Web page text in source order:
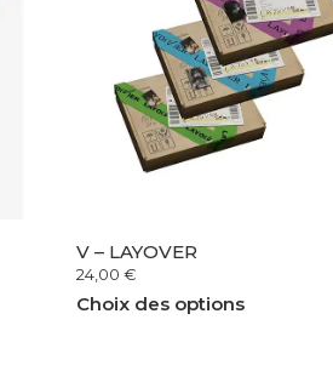
V – LAYOVER
24,00€
Choix des options